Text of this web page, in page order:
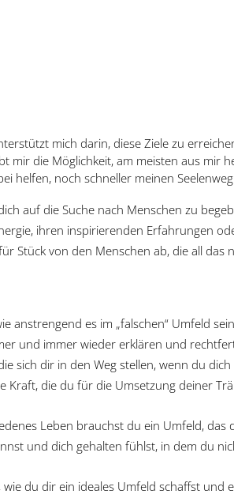
mich darin, diese Ziele zu
mir die Möglichkeit, am meisten aus mir
helfen, noch schneller meinen
auf die Suche nach Menschen zu
ihren inspirierenden Erfahrungen
Stück von den Menschen ab, die all das
anstrengend es im „falschen“ Umfeld
und immer wieder erklären und
sich dir in den Weg stellen, wenn du
Kraft, die du für die Umsetzung deiner
Leben brauchst du ein Umfeld,
und dich gehalten fühlst, in dem du
du dir ein ideales Umfeld schaffst und